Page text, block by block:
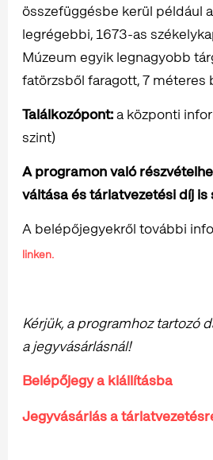
összefüggésbe kerül például
legrégebbi, 1673-as
Múzeum egyik legnagyobb
fatörzsből faragott, 7 méteres
Találkozópont:a központi
szint)
A programon való
váltása és tárlatvezetési díj is
A belépőjegyekről további
linken.
Kérjük, a programhoz tartozó
a jegyvásárlásnál!
Belépőjegy a kiállításba
Jegyvásárlás a